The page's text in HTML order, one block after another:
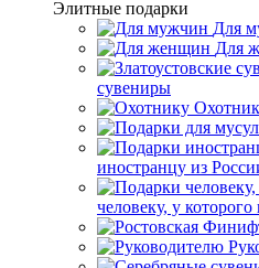
Элитные подарки
Для
Для
сувениры
иностранцу из
человеку, у которого